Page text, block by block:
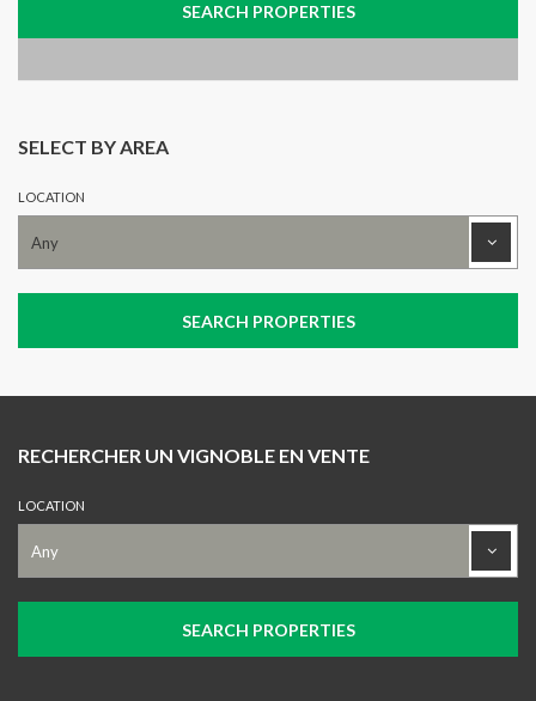
SELECT BY AREA
LOCATION
RECHERCHER UN VIGNOBLE EN VENTE
LOCATION